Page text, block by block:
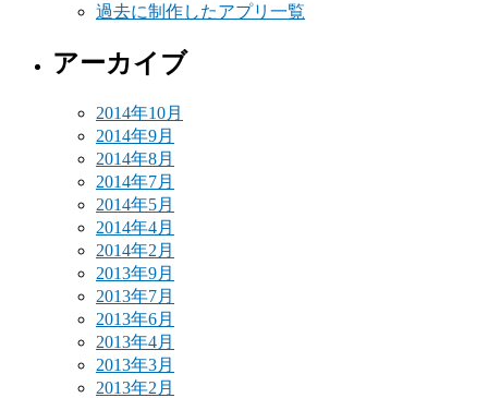
過去に制作したアプリ一覧
アーカイブ
2014年10月
2014年9月
2014年8月
2014年7月
2014年5月
2014年4月
2014年2月
2013年9月
2013年7月
2013年6月
2013年4月
2013年3月
2013年2月